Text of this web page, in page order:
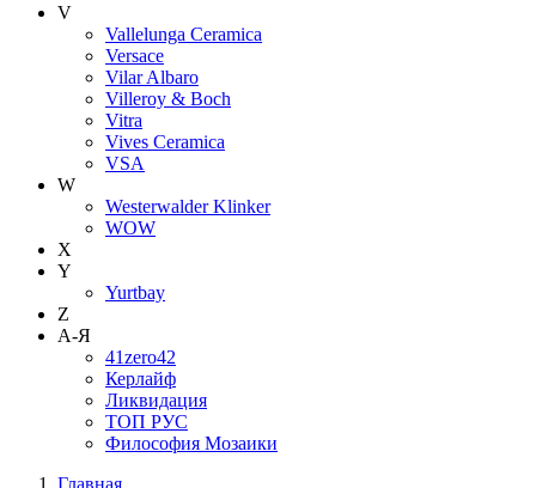
V
Vallelunga Ceramica
Versace
Vilar Albaro
Villeroy & Boch
Vitra
Vives Ceramica
VSA
W
Westerwalder Klinker
WOW
X
Y
Yurtbay
Z
А-Я
41zero42
Керлайф
Ликвидация
ТОП РУС
Философия Мозаики
Главная